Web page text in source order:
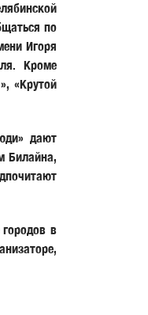
по
Игоря
Кроме
«Крутой
дают
Билайна,
в